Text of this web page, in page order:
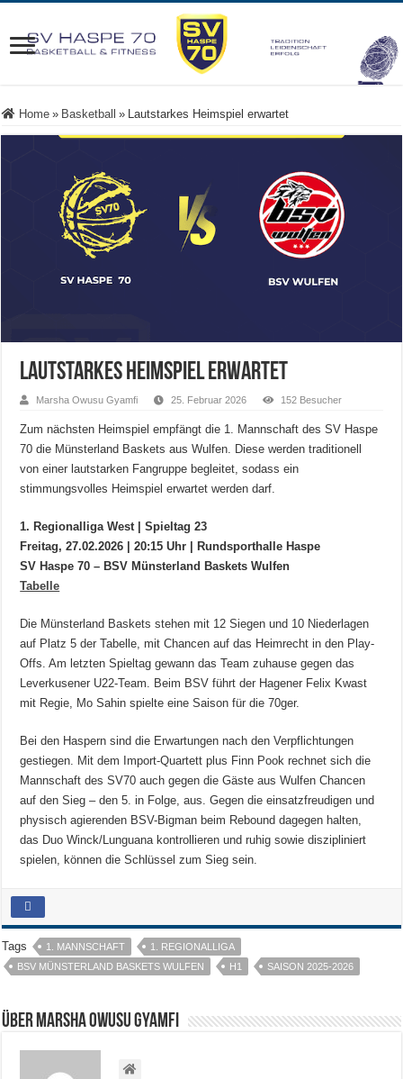
Home » Basketball » Lautstarkes Heimspiel erwartet
Lautstarkes Heimspiel erwartet
Marsha Owusu Gyamfi 25. Februar 2026 152 Besucher
Zum nächsten Heimspiel empfängt die 1. Mannschaft des SV Haspe
70 die Münsterland Baskets aus Wulfen. Diese werden traditionell
von einer lautstarken Fangruppe begleitet, sodass ein
stimmungsvolles Heimspiel erwartet werden darf.
1. Regionalliga West | Spieltag 23
Freitag, 27.02.2026 | 20:15 Uhr | Rundsporthalle Haspe
SV Haspe 70 – BSV Münsterland Baskets Wulfen
Tabelle
Die Münsterland Baskets stehen mit 12 Siegen und 10 Niederlagen
auf Platz 5 der Tabelle, mit Chancen auf das Heimrecht in den Play-
Offs. Am letzten Spieltag gewann das Team zuhause gegen das
Leverkusener U22-Team. Beim BSV führt der Hagener Felix Kwast
mit Regie, Mo Sahin spielte eine Saison für die 70ger.
Bei den Haspern sind die Erwartungen nach den Verpflichtungen
gestiegen. Mit dem Import-Quartett plus Finn Pook rechnet sich die
Mannschaft des SV70 auch gegen die Gäste aus Wulfen Chancen
auf den Sieg – den 5. in Folge, aus. Gegen die einsatzfreudigen und
physisch agierenden BSV-Bigman beim Rebound dagegen halten,
das Duo Winck/Lunguana kontrollieren und ruhig sowie diszipliniert
spielen, können die Schlüssel zum Sieg sein.
Tags 1. MANNSCHAFT
1. REGIONALLIGA
BSV MÜNSTERLAND BASKETS WULFEN
H1 SAISON 2025-2026
Über Marsha Owusu Gyamfi